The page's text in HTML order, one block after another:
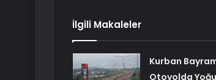
İlgili Makaleler
Kurban
Otoyolda